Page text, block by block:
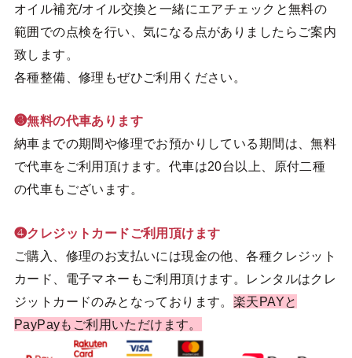
オイル補充/オイル交換と一緒にエアチェックと無料の
範囲での点検を行い、気になる点がありましたらご案内
致します。
各種整備、修理もぜひご利用ください。
❸無料の代車あります
納車までの期間や修理でお預かりしている期間は、無料
で代車をご利用頂けます。代車は20台以上、原付二種
の代車もございます。
❹クレジットカードご利用頂けます
ご購入、修理のお支払いには現金の他、各種クレジット
カード、電子マネーもご利用頂けます。レンタルはクレ
ジットカードのみとなっております。 楽天PAYと
PayPayもご利用いただけます。